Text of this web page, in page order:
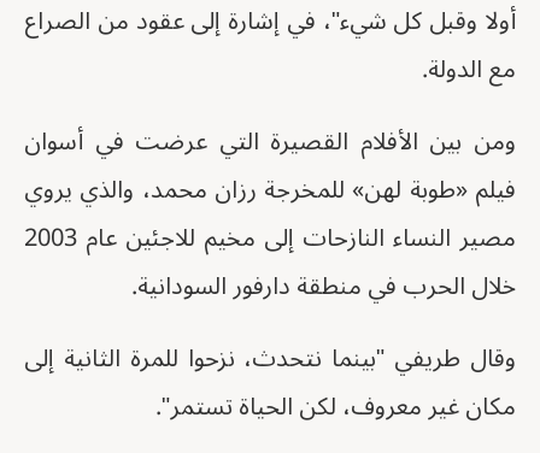
أولا وقبل كل شيء"، في إشارة إلى عقود من الصراع
مع الدولة.
ومن بين الأفلام القصيرة التي عرضت في أسوان
فيلم «طوبة لهن» للمخرجة رزان محمد، والذي يروي
مصير النساء النازحات إلى مخيم للاجئين عام 2003
خلال الحرب في منطقة دارفور السودانية.
وقال طريفي "بينما نتحدث، نزحوا للمرة الثانية إلى
مكان غير معروف، لكن الحياة تستمر".